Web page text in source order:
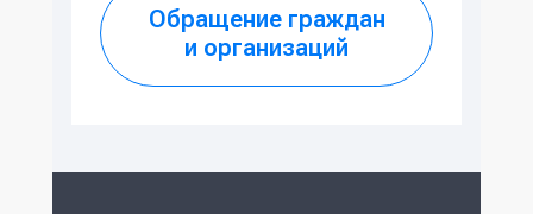
Обращение граждан
и организаций